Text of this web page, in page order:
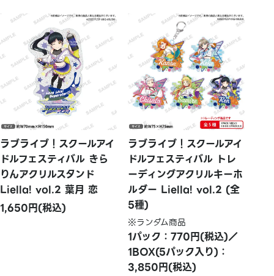
ラブライブ！スクールアイ
ドルフェスティバル きら
りんアクリルスタンド
Liella! vol.2 葉月 恋
1,650円(税込)
ラブライブ！スクールアイ
ドルフェスティバル トレ
ーディングアクリルキーホ
ルダー Liella! vol.2 (全
5種)
※ランダム商品
1パック：770円(税込)／
1BOX(5パック入り)：
3,850円(税込)